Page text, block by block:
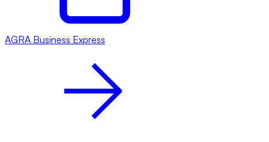
AGRA Business Express